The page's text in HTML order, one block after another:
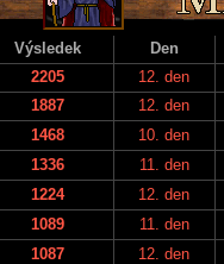
Výsledek
Den
2205
12. den
1887
12. den
1468
10. den
1336
11. den
1224
12. den
1089
11. den
1087
12. den